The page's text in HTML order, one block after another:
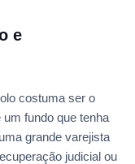
e
costuma ser o
fundo que tenha
grande varejista
judicial ou